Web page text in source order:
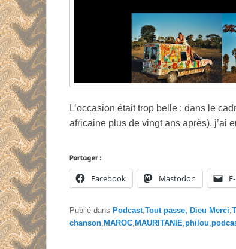
L’occasion était trop belle : dans le
africaine plus de vingt ans après), j’ai
Partager :
Facebook Mastodon
Publié dans Podcast Tout passe, Dieu Merci
chanson MAROC MAURITANIE philou